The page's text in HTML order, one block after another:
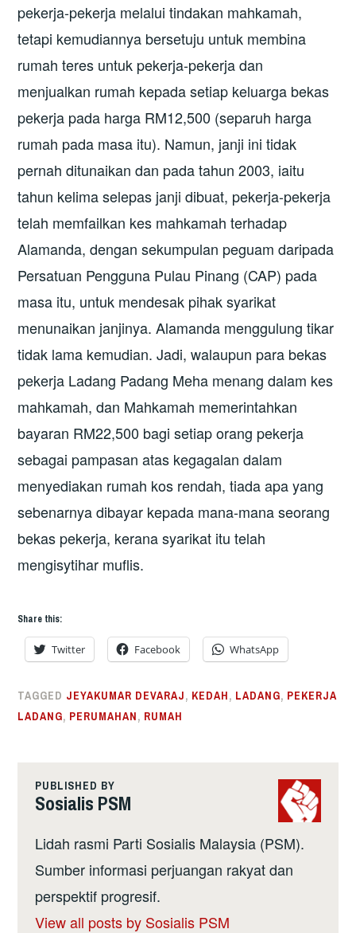
pekerja-pekerja melalui tindakan mahkamah,
tetapi kemudiannya bersetuju untuk membina
rumah teres untuk pekerja-pekerja dan
menjualkan rumah kepada setiap keluarga bekas
pekerja pada harga RM12,500 (separuh harga
rumah pada masa itu). Namun, janji ini tidak
pernah ditunaikan dan pada tahun 2003, iaitu
tahun kelima selepas janji dibuat, pekerja-pekerja
telah memfailkan kes mahkamah terhadap
Alamanda, dengan sekumpulan peguam daripada
Persatuan Pengguna Pulau Pinang (CAP) pada
masa itu, untuk mendesak pihak syarikat
menunaikan janjinya. Alamanda menggulung tikar
tidak lama kemudian. Jadi, walaupun para bekas
pekerja Ladang Padang Meha menang dalam kes
mahkamah, dan Mahkamah memerintahkan
bayaran RM22,500 bagi setiap orang pekerja
sebagai pampasan atas kegagalan dalam
menyediakan rumah kos rendah, tiada apa yang
sebenarnya dibayar kepada mana-mana seorang
bekas pekerja, kerana syarikat itu telah
mengisytihar muflis.
Share this:
Twitter Facebook WhatsApp
TAGGED JEYAKUMAR DEVARAJ, KEDAH, LADANG, PEKERJA
LADANG, PERUMAHAN, RUMAH
PUBLISHED BY
Sosialis PSM
Lidah rasmi Parti Sosialis Malaysia (PSM).
Sumber informasi perjuangan rakyat dan
perspektif progresif.
View all posts by Sosialis PSM